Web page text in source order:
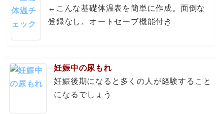
←こんな基礎体温表を簡単に作成。面倒な
登録なし。オートセーブ機能付き
妊娠中の尿もれ
妊娠後期になると多くの人が経験すること
になるでしょう